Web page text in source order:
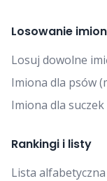
Losowanie imion
Losuj dowolne
Imiona dla psów
Imiona dla
Rankingi i listy
Lista alfabetyczna